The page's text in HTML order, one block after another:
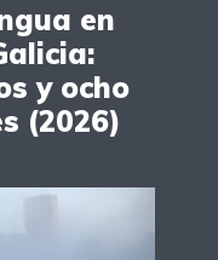
en
y ocho
(2026)